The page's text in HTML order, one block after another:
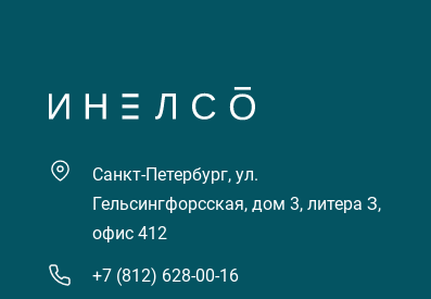
Санкт-Петербург, ул.
Гельсингфорсская, дом 3, литера З,
офис 412
+7 (812) 628-00-16